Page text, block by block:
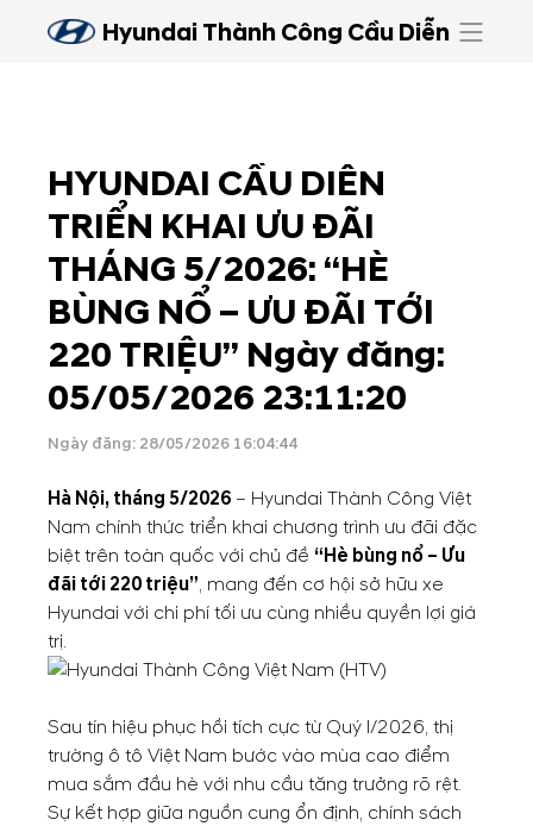
Hyundai Thành Công Cầu Diễn
HYUNDAI CẦU DIỄN
TRIỂN KHAI ƯU ĐÃI
THÁNG 5/2026: “HÈ
BÙNG NỔ – ƯU ĐÃI TỚI
220 TRIỆU” Ngày đăng:
05/05/2026 23:11:20
Ngày đăng: 28/05/2026 16:04:44
Hà Nội, tháng 5/2026 – Hyundai Thành Công Việt
Nam chính thức triển khai chương trình ưu đãi đặc
biệt trên toàn quốc với chủ đề “Hè bùng nổ – Ưu
đãi tới 220 triệu”, mang đến cơ hội sở hữu xe
Hyundai với chi phí tối ưu cùng nhiều quyền lợi giá
trị.
Sau tín hiệu phục hồi tích cực từ Quý I/2026, thị
trường ô tô Việt Nam bước vào mùa cao điểm
mua sắm đầu hè với nhu cầu tăng trưởng rõ rệt.
Sự kết hợp giữa nguồn cung ổn định, chính sách